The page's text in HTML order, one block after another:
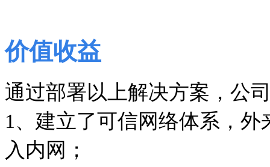
价值收益
通过部署以上解决方案，公
1、建立了可信网络体系，
入内网；